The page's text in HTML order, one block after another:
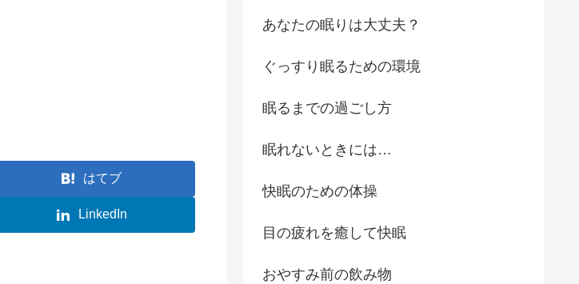
はてブ
LinkedIn
あなたの眠りは大丈夫？
ぐっすり眠るための環境
眠るまでの過ごし方
眠れないときには…
快眠のための体操
目の疲れを癒して快眠
おやすみ前の飲み物